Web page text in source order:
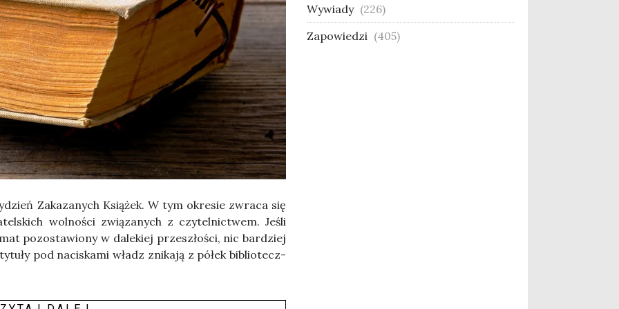
Zaka­za­nych Ksią­żek. W tym okre­sie zwra­ca się
wol­no­ści zwią­za­nych z czy­tel­nic­twem. Jeśli
pozo­sta­wio­ny w dale­kiej prze­szło­ści, nic bar­dziej
pod naci­ska­mi władz zni­ka­ją z półek biblio­tecz­
Wywiady (226)
Zapowiedzi (405)